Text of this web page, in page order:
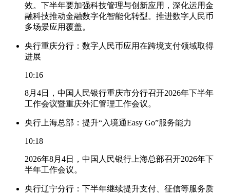
效。下半年要加强科技管理与创新应用，深化运用金
融科技推动金融数字化智能化转型。推进数字人民币
多场景应用覆盖。
央行重庆分行：数字人民币应用在跨境支付领域取得
进展
10:16
8月4日，中国人民银行重庆市分行召开2026年下半年
工作会议暨重庆外汇管理工作会议。
央行上海总部：提升“入境通Easy Go”服务能力
10:18
2026年8月4日，中国人民银行上海总部召开2026年下
半年工作会议。
央行辽宁分行：下半年继续提升支付、征信等服务质